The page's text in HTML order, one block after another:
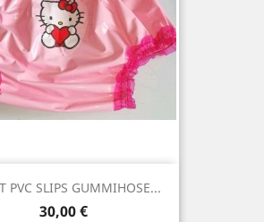
PVC SLIPS GUMMIHOSE...
Preis
30,00 €